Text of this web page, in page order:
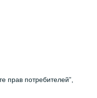
прав потребителей”,